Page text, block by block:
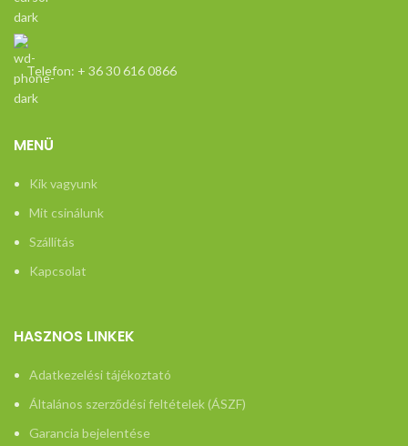
Telefon: + 36 30 616 0866
MENÜ
Kik vagyunk
Mit csinálunk
Szállítás
Kapcsolat
HASZNOS LINKEK
Adatkezelési tájékoztató
Általános szerződési feltételek (ÁSZF)
Garancia bejelentése